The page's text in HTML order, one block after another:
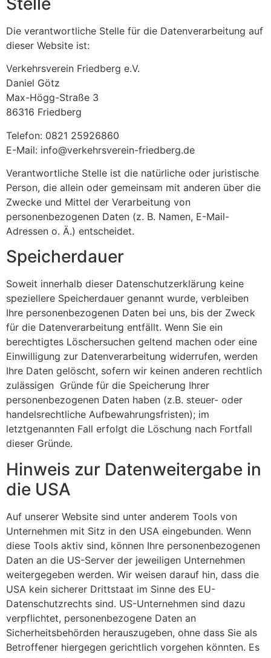
Die verantwortliche Stelle für die Datenverarbeitung auf
dieser Website ist:
Verkehrsverein Friedberg e.V.
Daniel Götz
Max-Högg-Straße 3
86316 Friedberg
Telefon: 0821 25926860
E-Mail: info@verkehrsverein-friedberg.de
Verantwortliche Stelle ist die natürliche oder juristische
Person, die allein oder gemeinsam mit anderen über die
Zwecke und Mittel der Verarbeitung von
personenbezogenen Daten (z. B. Namen, E-Mail-
Adressen o. Ä.) entscheidet.
Speicherdauer
Soweit innerhalb dieser Datenschutzerklärung keine
speziellere Speicherdauer genannt wurde, verbleiben
Ihre personenbezogenen Daten bei uns, bis der Zweck
für die Datenverarbeitung entfällt. Wenn Sie ein
berechtigtes Löschersuchen geltend machen oder eine
Einwilligung zur Datenverarbeitung widerrufen, werden
Ihre Daten gelöscht, sofern wir keinen anderen rechtlich
zulässigen Gründe für die Speicherung Ihrer
personenbezogenen Daten haben (z.B. steuer- oder
handelsrechtliche Aufbewahrungsfristen); im
letztgenannten Fall erfolgt die Löschung nach Fortfall
dieser Gründe.
Hinweis zur Datenweitergabe in
die USA
Auf unserer Website sind unter anderem Tools von
Unternehmen mit Sitz in den USA eingebunden. Wenn
diese Tools aktiv sind, können Ihre personenbezogenen
Daten an die US-Server der jeweiligen Unternehmen
weitergegeben werden. Wir weisen darauf hin, dass die
USA kein sicherer Drittstaat im Sinne des EU-
Datenschutzrechts sind. US-Unternehmen sind dazu
verpflichtet, personenbezogene Daten an
Sicherheitsbehörden herauszugeben, ohne dass Sie als
Betroffener hiergegen gerichtlich vorgehen könnten. Es